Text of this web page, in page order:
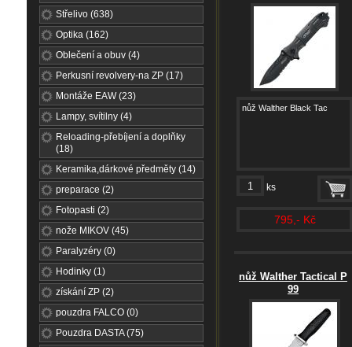
Střelivo (638)
Optika (162)
Oblečení a obuv (4)
Perkusní revolvery-na ZP (17)
Montáže EAW (23)
Lampy, svítilny (4)
Reloading-přebíjení a doplňky
(18)
Keramika,dárkové předměty (14)
preparace (2)
Fotopasti (2)
nože MIKOV (45)
Paralyzéry (0)
Hodinky (1)
získání ZP (2)
pouzdra FALCO (0)
Pouzdra DASTA (75)
nůž Walther Black Tac
ks
795,- Kč
nůž Walther Tactical P
99